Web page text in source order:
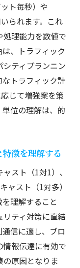
用ポイント
ア独自の工夫
つデータ活用
ック制御のコ
エンジニアの
めの工夫と対
制御のポイン
安定運用術を
ト毎秒）や
られます。これ
理能力を数値で
、トラフィック
ティプランニン
トラフィック計
じて増強案を策
位の理解は、的
徴を理解する
スト（1対1）、
ャスト（1対多）
理解すること
ティ対策に直結
信に適し、ブロ
報伝達に有効で
原因となりま